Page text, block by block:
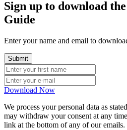
Sign up to download
Guide
Enter your name and email to
Download Now
We process your personal data as
may withdraw your consent at any
link at the bottom of any of our emails.